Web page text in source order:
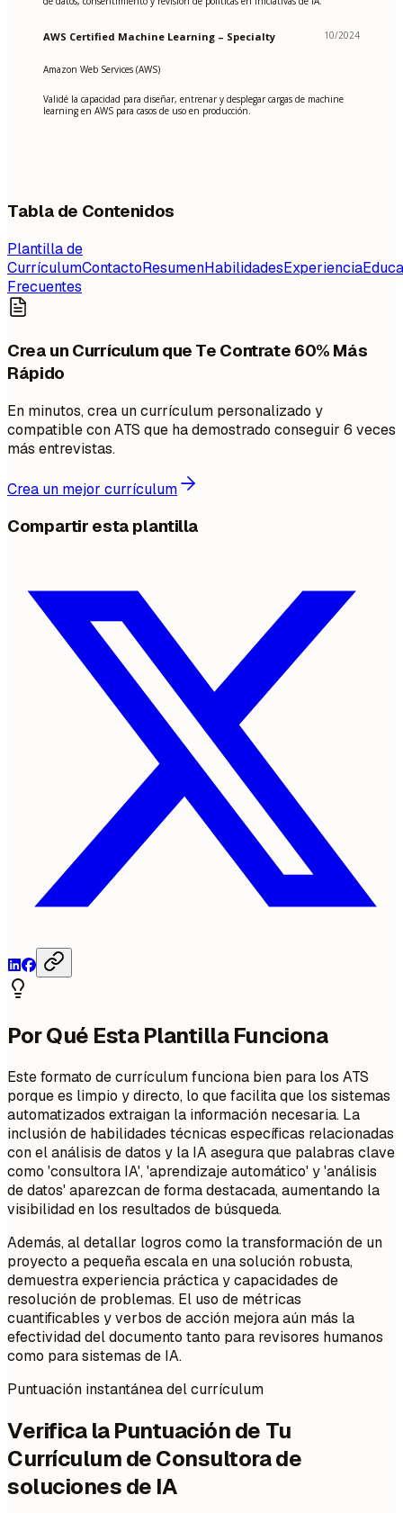
AWS Certified Machine Learning – Specialty 10/2024
Amazon Web Services (AWS)
Validé la capacidad para diseñar, entrenar y desplegar cargas de machine
learning en AWS para casos de uso en producción.
Tabla de Contenidos
Plantilla de
CurrículumContactoResumenHabilidadesExperiencia
Frecuentes
Crea un Currículum que Te Contrate 60% Más
Rápido
En minutos, crea un currículum personalizado y
compatible con ATS que ha demostrado conseguir 6 veces
más entrevistas.
Crea un mejor currículum
Compartir esta plantilla
Por Qué Esta Plantilla Funciona
Este formato de currículum funciona bien para los ATS
porque es limpio y directo, lo que facilita que los sistemas
automatizados extraigan la información necesaria. La
inclusión de habilidades técnicas específicas relacionadas
con el análisis de datos y la IA asegura que palabras clave
como 'consultora IA', 'aprendizaje automático' y 'análisis
de datos' aparezcan de forma destacada, aumentando la
visibilidad en los resultados de búsqueda.
Además, al detallar logros como la transformación de un
proyecto a pequeña escala en una solución robusta,
demuestra experiencia práctica y capacidades de
resolución de problemas. El uso de métricas
cuantificables y verbos de acción mejora aún más la
efectividad del documento tanto para revisores humanos
como para sistemas de IA.
Puntuación instantánea del currículum
Verifica la Puntuación de Tu
Currículum de Consultora de
soluciones de IA